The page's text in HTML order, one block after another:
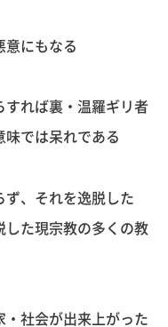
にもなる
れば裏・温羅ギリ者
では呆れである
、それを逸脱した
た現宗教の多くの教
社会が出来上がった